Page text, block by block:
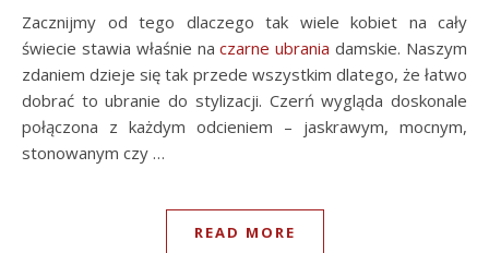
Zacznijmy od tego dlaczego tak wiele kobiet na cały
świecie stawia właśnie naczarne ubrania damskie. Naszym
zdaniem dzieje się tak przede wszystkim dlatego, że łatwo
dobrać to ubranie do stylizacji. Czerń wygląda doskonale
połączona z każdym odcieniem – jaskrawym, mocnym,
stonowanym czy …
READ MORE